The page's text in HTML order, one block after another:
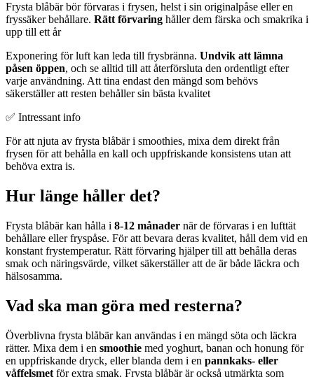
Frysta blåbär bör förvaras i frysen, helst i sin originalpåse eller en
fryssäker behållare. Rätt förvaring håller dem färska och smakrika i
upp till ett år
Exponering för luft kan leda till frysbränna. Undvik att lämna
påsen öppen, och se alltid till att återförsluta den ordentligt efter
varje användning. Att tina endast den mängd som behövs
säkerställer att resten behåller sin bästa kvalitet
✅ Intressant info
För att njuta av frysta blåbär i smoothies, mixa dem direkt från
frysen för att behålla en kall och uppfriskande konsistens utan att
behöva extra is.
Hur länge håller det?
Frysta blåbär kan hålla i 8-12 månader när de förvaras i en lufttät
behållare eller fryspåse. För att bevara deras kvalitet, håll dem vid en
konstant frystemperatur. Rätt förvaring hjälper till att behålla deras
smak och näringsvärde, vilket säkerställer att de är både läckra och
hälsosamma.
Vad ska man göra med resterna?
Överblivna frysta blåbär kan användas i en mängd söta och läckra
rätter. Mixa dem i en smoothie med yoghurt, banan och honung för
en uppfriskande dryck, eller blanda dem i en pannkaks- eller
våffelsmet för extra smak. Frysta blåbär är också utmärkta som